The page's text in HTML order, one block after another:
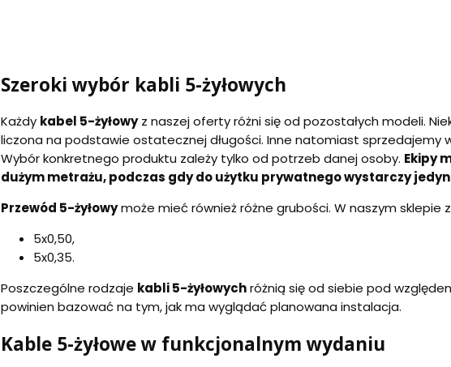
Szeroki wybór kabli 5-żyłowych
Każdy kabel 5-żyłowyz naszej oferty różni się od pozostałych modeli.
liczona na podstawie ostatecznej długości. Inne natomiast sprzedajemy
Wybór konkretnego produktu zależy tylko od potrzeb danej osoby. Ekipy
dużym metrażu, podczas gdy do użytku prywatnego wystarczy
Przewód 5-żyłowymoże mieć również różne grubości. W naszym sklepie
5x0,50,
5x0,35.
Poszczególne rodzaje kabli 5-żyłowychróżnią się od siebie pod
powinien bazować na tym, jak ma wyglądać planowana instalacja.
Kable 5-żyłowe w funkcjonalnym wydaniu